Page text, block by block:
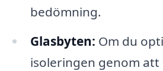
bedömning.
Glasbyten: Om du
isoleringen genom att